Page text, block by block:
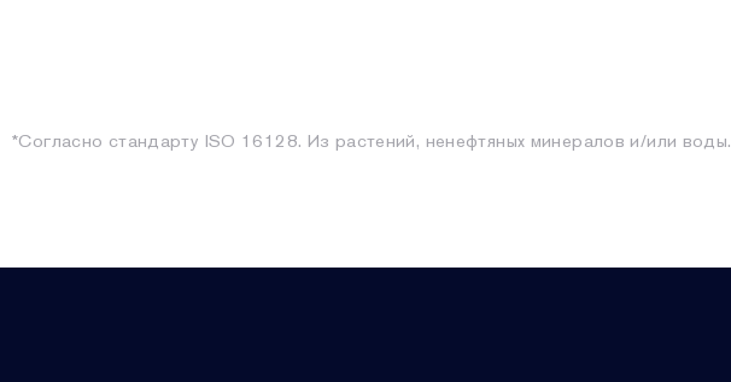
*Согласно стандарту ISO 16128. Из растений, ненефтяных минералов и/или воды.